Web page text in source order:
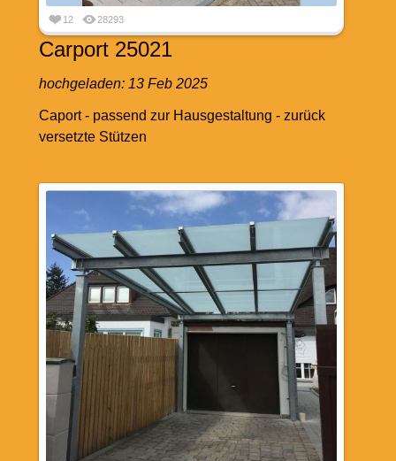
12 28293
Carport 25021
hochgeladen: 13 Feb 2025
Caport - passend zur Hausgestaltung - zurück
versetzte Stützen